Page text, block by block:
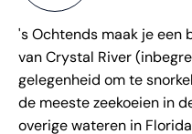
's Ochtends maak je
van Crystal River
gelegenheid om te
de meeste zeekoeien in
overige wateren in